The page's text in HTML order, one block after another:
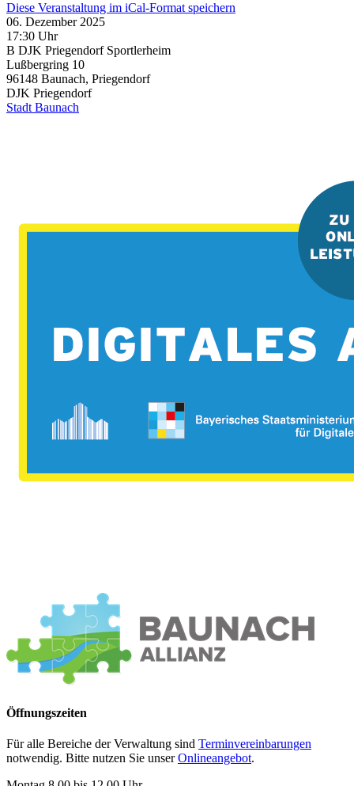
Diese Veranstaltung im iCal-Format speichern
06. Dezember 2025
17:30 Uhr
B DJK Priegendorf Sportlerheim
Lußbergring 10
96148 Baunach, Priegendorf
DJK Priegendorf
Stadt Baunach
Öffnungszeiten
Für alle Bereiche der Verwaltung sind Terminvereinbarungen
notwendig. Bitte nutzen Sie unserOnlineangebot.